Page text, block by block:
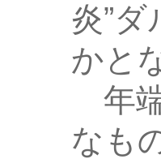
炎”
かと
年
なも